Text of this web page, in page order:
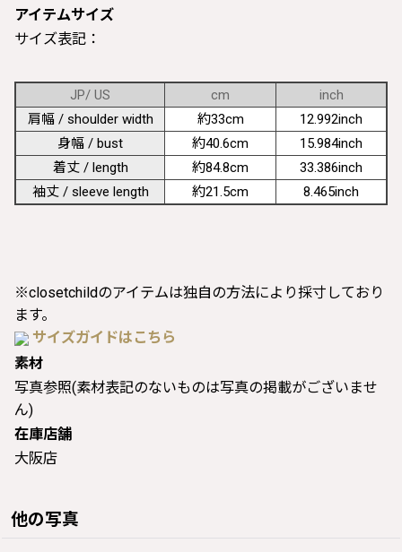
アイテムサイズ
サイズ表記：
JP/ US cm
inch
肩幅 / shoulder width
約33cm
12.992inch
身幅 / bust
約40.6cm
15.984inch
着丈 / length
約84.8cm
33.386inch
袖丈 / sleeve length
約21.5cm 8.465inch
※closetchildのアイテムは独自の方法により採寸しており
ます。
サイズガイドはこちら
素材
写真参照(素材表記のないものは写真の掲載がございませ
ん)
在庫店舗
大阪店
他の写真